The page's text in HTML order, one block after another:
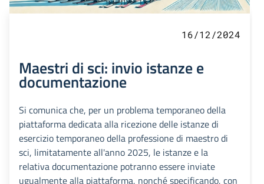
16/12/2024
Maestri di sci: invio istanze e
documentazione
Si comunica che, per un problema temporaneo della
piattaforma dedicata alla ricezione delle istanze di
esercizio temporaneo della professione di maestro di
sci, limitatamente all'anno 2025, le istanze e la
relativa documentazione potranno essere inviate
ugualmente alla piattaforma, nonché specificando, con